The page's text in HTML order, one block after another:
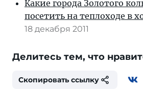
Какие города Золотого
посетить на теплоходе в
18 декабря 2011
Делитесь тем, что
Скопировать ссылку